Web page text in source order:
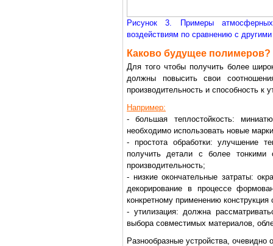
Рисунок 3. Примеры
воздействиям по сравнению с
Каково будущее полимеров?
Для того чтобы получить более
должны повысить свои
производительность и способность к
Например:
- большая теплостойкость:
необходимо использовать новые
- простота обработки: улучшение
получить детали с более
производительность;
- низкие окончательные затраты:
декорирование в процессе
конкретному применению конструкция
- утилизация: должна
выбора совместимых материалов,
Разнообразные устройства,